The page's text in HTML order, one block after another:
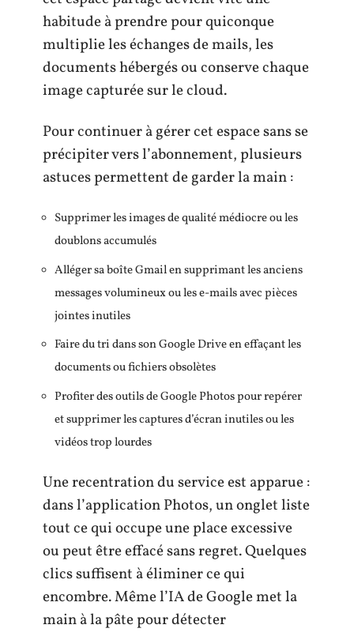
habitude à prendre pour quiconque
multiplie les échanges de mails, les
documents hébergés ou conserve chaque
image capturée sur le cloud.
Pour continuer à gérer cet espace sans se
précipiter vers l’abonnement, plusieurs
astuces permettent de garder la main :
Supprimer les images de qualité médiocre ou les
doublons accumulés
Alléger sa boîte Gmail en supprimant les anciens
messages volumineux ou les e-mails avec pièces
jointes inutiles
Faire du tri dans son Google Drive en effaçant les
documents ou fichiers obsolètes
Profiter des outils de Google Photos pour repérer
et supprimer les captures d’écran inutiles ou les
vidéos trop lourdes
Une recentration du service est apparue :
dans l’application Photos, un onglet liste
tout ce qui occupe une place excessive
ou peut être effacé sans regret. Quelques
clics suffisent à éliminer ce qui
encombre. Même l’IA de Google met la
main à la pâte pour détecter